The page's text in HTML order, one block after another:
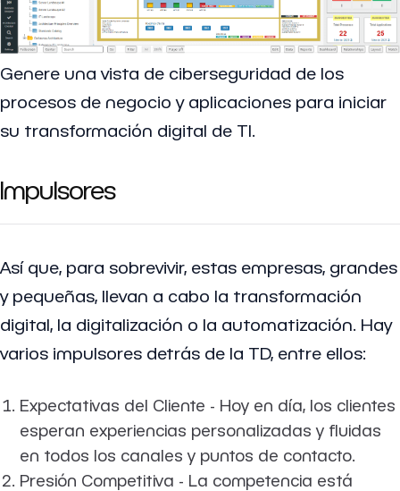
Genere una vista de ciberseguridad de los
procesos de negocio y aplicaciones para iniciar
su transformación digital de TI.
Impulsores
Así que, para sobrevivir, estas empresas, grandes
y pequeñas, llevan a cabo la transformación
digital, la digitalización o la automatización. Hay
varios impulsores detrás de la TD, entre ellos:
Expectativas del Cliente - Hoy en día, los clientes
esperan experiencias personalizadas y fluidas
en todos los canales y puntos de contacto.
Presión Competitiva - La competencia está